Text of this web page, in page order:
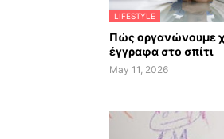
LIFESTYLE
Πώς οργανώνουμε
έγγραφα στο σπίτι
May 11, 2026